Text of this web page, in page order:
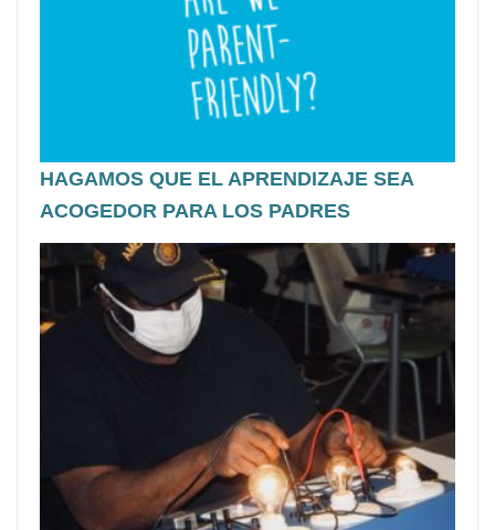
HAGAMOS QUE EL APRENDIZAJE SEA
ACOGEDOR PARA LOS PADRES